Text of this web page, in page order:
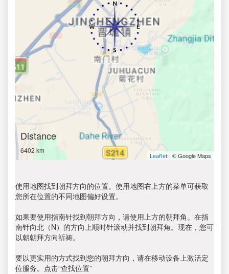
Distance
6402 km
Leaflet | © Google Maps
使用地图找到朝拜方向的位置。使用地图右上方的菜单可获取
您所在位置的不同地图偏好设置。
如果要使用指南针找到朝拜方向，请使用上方的朝拜角。在指
南针向北（N）的方向上顺时针滚动并找到朝拜角。现在，您可
以朝朝拜方向祈祷。
要以更实用的方式找到您的朝拜方向，请在移动设备上激活定
位服务。点击“查找位置”